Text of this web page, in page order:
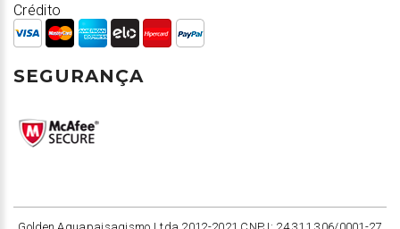
Crédito
SEGURANÇA